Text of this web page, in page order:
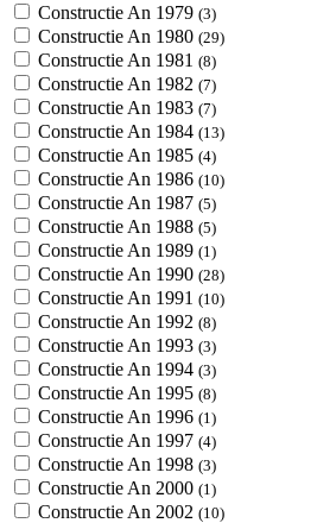
Constructie An 1979 (3)
Constructie An 1980 (29)
Constructie An 1981 (8)
Constructie An 1982 (7)
Constructie An 1983 (7)
Constructie An 1984 (13)
Constructie An 1985 (4)
Constructie An 1986 (10)
Constructie An 1987 (5)
Constructie An 1988 (5)
Constructie An 1989 (1)
Constructie An 1990 (28)
Constructie An 1991 (10)
Constructie An 1992 (8)
Constructie An 1993 (3)
Constructie An 1994 (3)
Constructie An 1995 (8)
Constructie An 1996 (1)
Constructie An 1997 (4)
Constructie An 1998 (3)
Constructie An 2000 (1)
Constructie An 2002 (10)